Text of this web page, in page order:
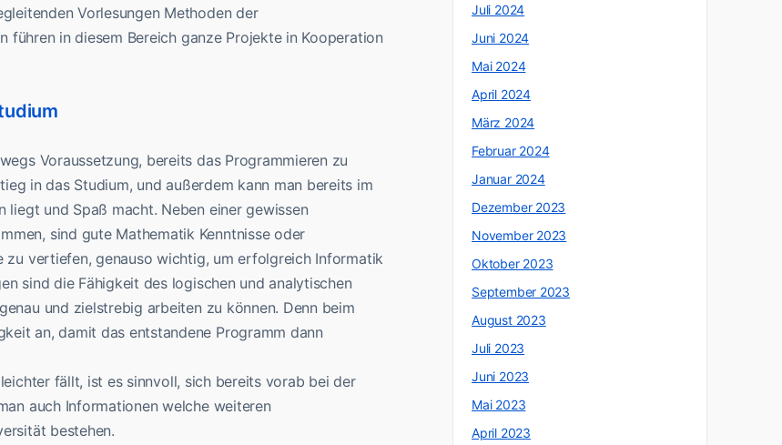
Vorlesungen Methoden der
in diesem Bereich ganze Projekte in Kooperation
Voraussetzung, bereits das Programmieren zu
in das Studium, und außerdem kann man bereits im
und Spaß macht. Neben einer gewissen
sind gute Mathematik Kenntnisse oder
zu vertiefen, genauso wichtig, um erfolgreich Informatik
sind die Fähigkeit des logischen und analytischen
und zielstrebig arbeiten zu können. Denn beim
an, damit das entstandene Programm dann
fällt, ist es sinnvoll, sich bereits vorab bei der
auch Informationen welche weiteren
bestehen.
Juli 2024
Juni 2024
Mai 2024
April 2024
März 2024
Februar 2024
Januar 2024
Dezember 2023
November 2023
Oktober 2023
September 2023
August 2023
Juli 2023
Juni 2023
Mai 2023
April 2023